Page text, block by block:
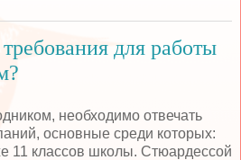
для работы
необходимо отвечать
основные среди которых:
11 классов школы. Стюардессой